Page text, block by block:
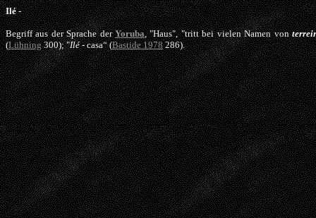
Ilé-
Begriff aus der Sprache der Yoruba, "Haus", "tritt bei vielen Namen von
(Lühning300); "Ilé- casa“ (Bastide 1978286).